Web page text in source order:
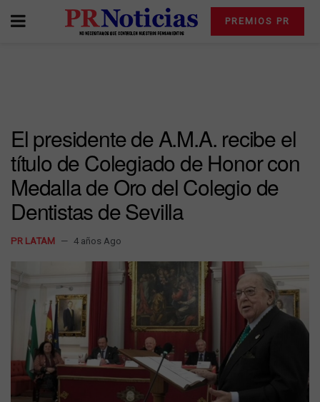
PREMIOS PR
El presidente de A.M.A. recibe el
título de Colegiado de Honor con
Medalla de Oro del Colegio de
Dentistas de Sevilla
PR LATAM 4 años Ago